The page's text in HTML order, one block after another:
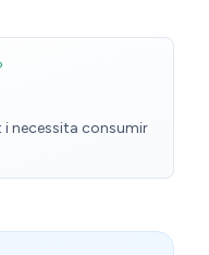
i necessita consumir